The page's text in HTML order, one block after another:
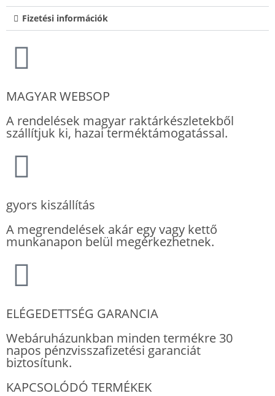
Fizetési információk
MAGYAR WEBSOP
A rendelések magyar raktárkészletekből
szállítjuk ki, hazai terméktámogatással.
gyors kiszállítás
A megrendelések akár egy vagy kettő
munkanapon belül megérkezhetnek.
ELÉGEDETTSÉG GARANCIA
Webáruházunkban minden termékre 30
napos pénzvisszafizetési garanciát
biztosítunk.
KAPCSOLÓDÓ TERMÉKEK